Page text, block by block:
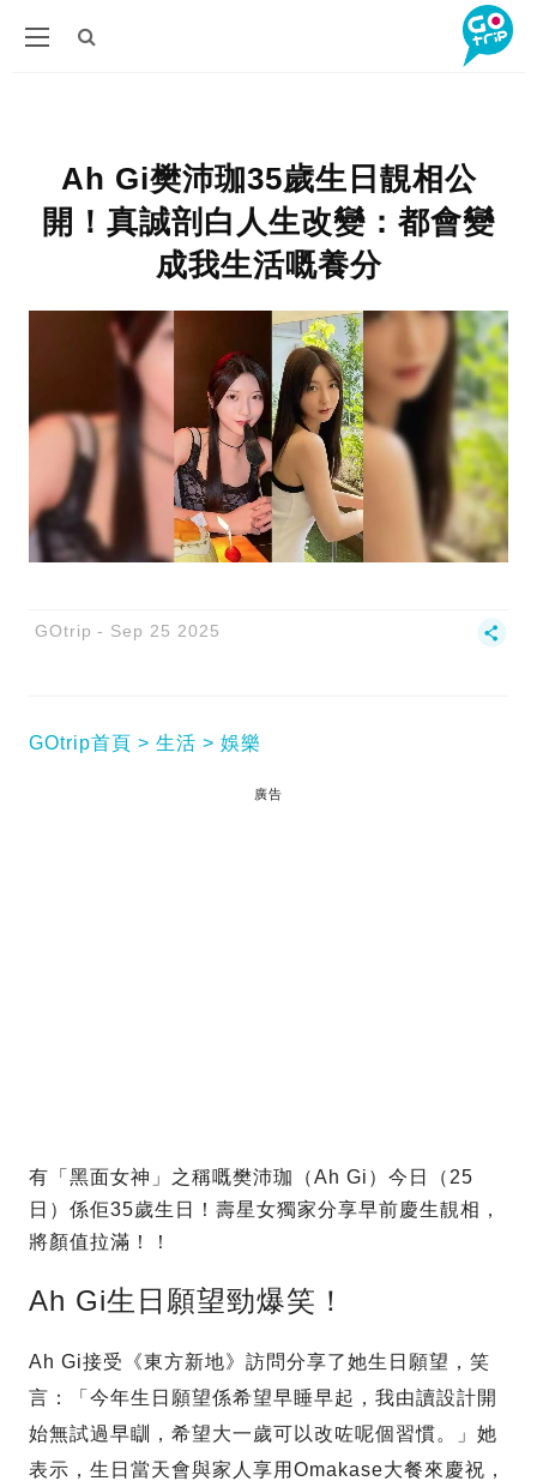
Ah Gi樊沛珈35歲生日靚相公
開！真誠剖白人生改變：都會變
成我生活嘅養分
GOtrip Sep 25 2025
GOtrip首頁 生活 娛樂
廣告
有「黑面女神」之稱嘅樊沛珈（Ah Gi）今日（25
日）係佢35歲生日！壽星女獨家分享早前慶生靚相，
將顏值拉滿！！
Ah Gi生日願望勁爆笑！
Ah Gi接受《東方新地》訪問分享了她生日願望，笑
言：「今年生日願望係希望早睡早起，我由讀設計開
始無試過早瞓，希望大一歲可以改咗呢個習慣。」她
表示，生日當天會與家人享用Omakase大餐來慶祝，